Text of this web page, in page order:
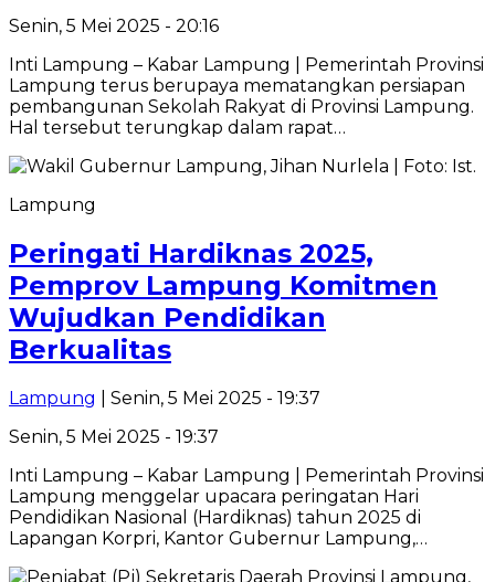
Senin, 5 Mei 2025 - 20:16
Inti Lampung – Kabar Lampung | Pemerintah Provinsi
Lampung terus berupaya mematangkan persiapan
pembangunan Sekolah Rakyat di Provinsi Lampung.
Hal tersebut terungkap dalam rapat…
Lampung
Peringati Hardiknas 2025,
Pemprov Lampung Komitmen
Wujudkan Pendidikan
Berkualitas
Lampung
| Senin, 5 Mei 2025 - 19:37
Senin, 5 Mei 2025 - 19:37
Inti Lampung – Kabar Lampung | Pemerintah Provinsi
Lampung menggelar upacara peringatan Hari
Pendidikan Nasional (Hardiknas) tahun 2025 di
Lapangan Korpri, Kantor Gubernur Lampung,…